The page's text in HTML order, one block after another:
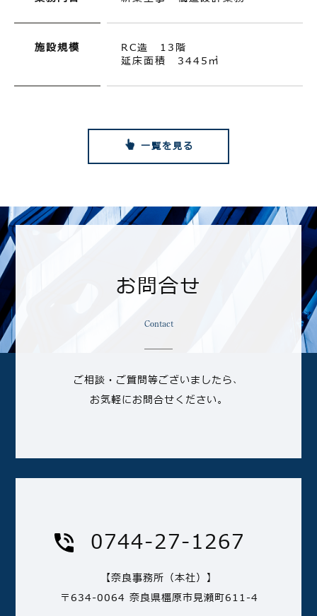
施設規模
RC造 13階
延床面積 3445㎡
一覧を見る
お問合せ
Contact
ご相談・ご質問等ございましたら、
お気軽にお問合せください。
0744-27-1267
【奈良事務所（本社）】
〒634-0064 奈良県橿原市見瀬町611-4